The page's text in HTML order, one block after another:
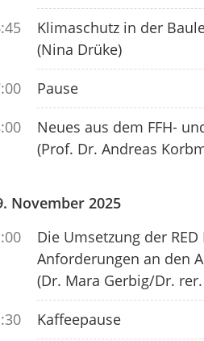
Klimaschutz in der
(Nina Drüke)
Pause
Neues aus dem FFH-
(Prof. Dr. Andreas
November 2025
Die Umsetzung der
Anforderungen an den
(Dr. Mara Gerbig/Dr.
Kaffeepause